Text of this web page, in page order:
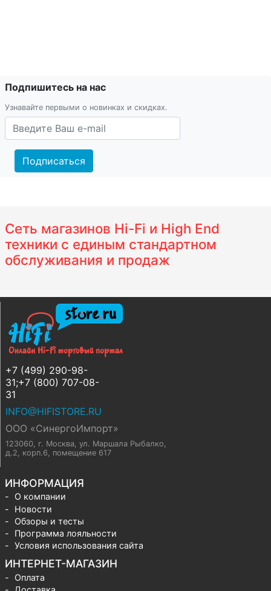
Подпишитесь на нас
Узнавайте первыми о новинках и скидках.
Подписаться
Сеть магазинов Hi-Fi и High End
техники с единым стандартном
обслуживания и продаж
+7 (499) 290-98-
31;+7 (800) 707-08-
31
INFO@HIFISTORE.RU
ООО «СинергоИмпорт»
123060, г. Москва, ул. Маршала Рыбалко,
д.2, корп.6, помещение 617
ИНФОРМАЦИЯ
О компании
Новости
Обзоры и тесты
Программа лояльности
Условия использования сайта
ИНТЕРНЕТ-МАГАЗИН
Оплата